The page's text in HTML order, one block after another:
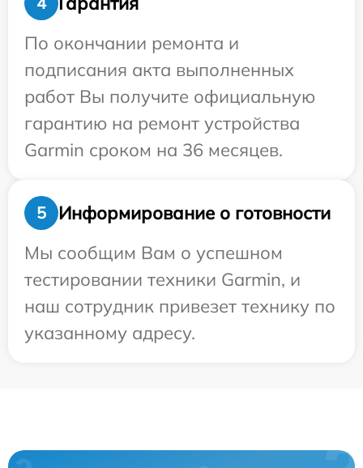
По окончании ремонта и
подписания акта выполненных
работ Вы получите официальную
гарантию на ремонт устройства
Garmin сроком на 36 месяцев.
5
Информирование о готовности
Мы сообщим Вам о успешном
тестировании техники Garmin, и
наш сотрудник привезет технику по
указанному адресу.